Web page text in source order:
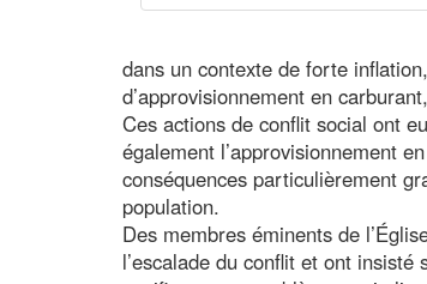
dans un contexte de forte
d’approvisionnement en
Ces actions de conflit social ont
également l’approvisionnement
conséquences particulièrement
population.
Des membres éminents de
l’escalade du conflit et ont